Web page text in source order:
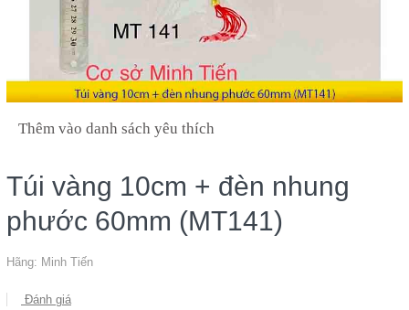
Thêm vào danh sách yêu thích
Túi vàng 10cm + đèn nhung
phước 60mm (MT141)
Hãng: Minh Tiến
Đánh giá